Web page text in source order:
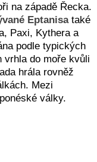
na západě Řecka.
Eptanisataké
Paxi, Kythera a
podle typických
vrhla do moře kvůli
hrála rovněž
Mezi
války.